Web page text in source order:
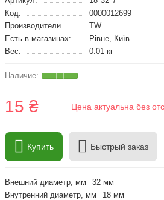
Код:
0000012699
Производители
TW
Есть в магазинах:
Рівне, Київ
Вес:
0.01 кг
15 ₴ Цена актуальна без
Купить Быстрый заказ
Внешний диаметр, мм
32 мм
Внутренний диаметр, мм
18 мм